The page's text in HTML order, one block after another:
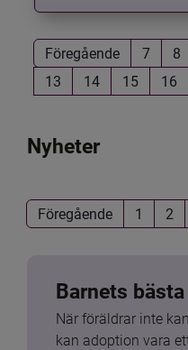
Föregående 7 8
13
14 15 16
Nyheter
Föregående 1 2
Barnets
När föräldrar inte
kan adoption vara